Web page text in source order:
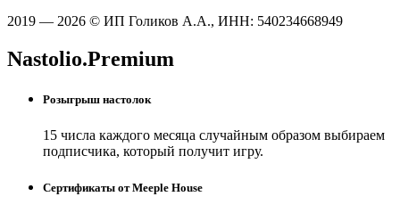
2019 — 2026 © ИП Голиков А.А., ИНН: 540234668949
Nastolio.Premium
Розыгрыш настолок
15 числа каждого месяца случайным образом выбираем
подписчика, который получит игру.
Сертификаты от Meeple House